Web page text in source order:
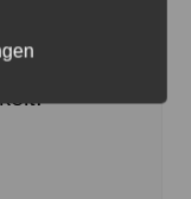
entsteht -